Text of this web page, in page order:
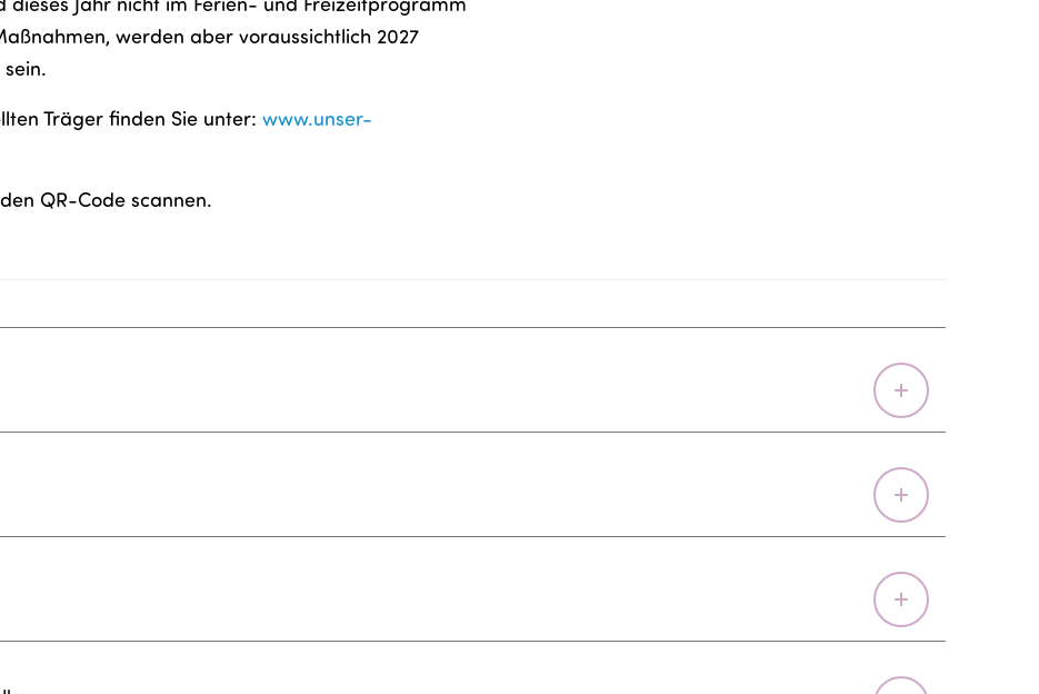
werden aber voraussichtlich 2027
Träger finden Sie unter: www.unser-
QR-Code scannen.